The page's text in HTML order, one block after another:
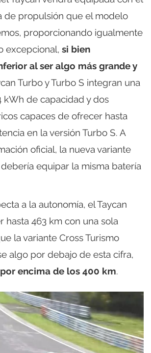
de propulsión que el modelo
proporcionando igualmente
excepcional, si bien
al ser algo más grande y
Turbo y Turbo S integran una
kWh de capacidad y dos
capaces de ofrecer hasta
en la versión Turbo S. A
oficial, la nueva variante
equipar la misma batería
a la autonomía, el Taycan
hasta 463 km con una sola
la variante Cross Turismo
algo por debajo de esta cifra,
encima de los 400 km.